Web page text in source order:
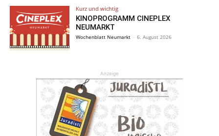
Kurz und wichtig
KINOPROGRAMM CINEPLEX
NEUMARKT
Wochenblatt Neumarkt - 6. August 2026
Anzeige